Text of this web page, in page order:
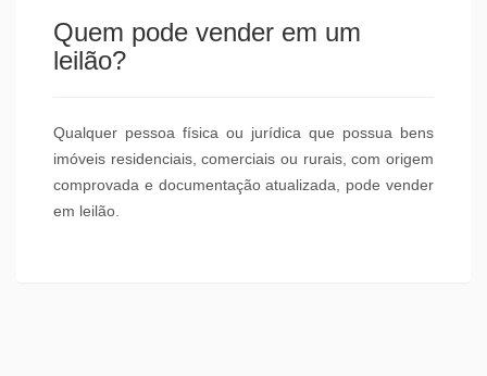
Quem pode vender em um
leilão?
Qualquer pessoa física ou jurídica que possua bens
imóveis residenciais, comerciais ou rurais, com origem
comprovada e documentação atualizada, pode vender
em leilão.